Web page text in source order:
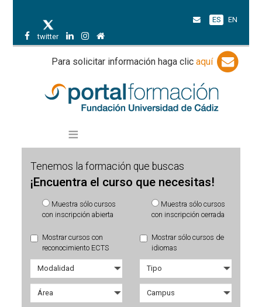
twitter
ES EN
Para solicitar información haga clic aquí
Tenemos la formación que buscas
¡Encuentra el curso que necesitas!
Muestra sólo cursos
con inscripción abierta
Muestra sólo cursos
con inscripción cerrada
Mostrar cursos con
reconocimiento ECTS
Mostrar sólo cursos de
idiomas